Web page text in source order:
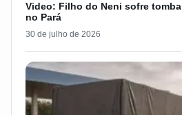
Video: Filho do Neni sofre
no Pará
30 de julho de 2026